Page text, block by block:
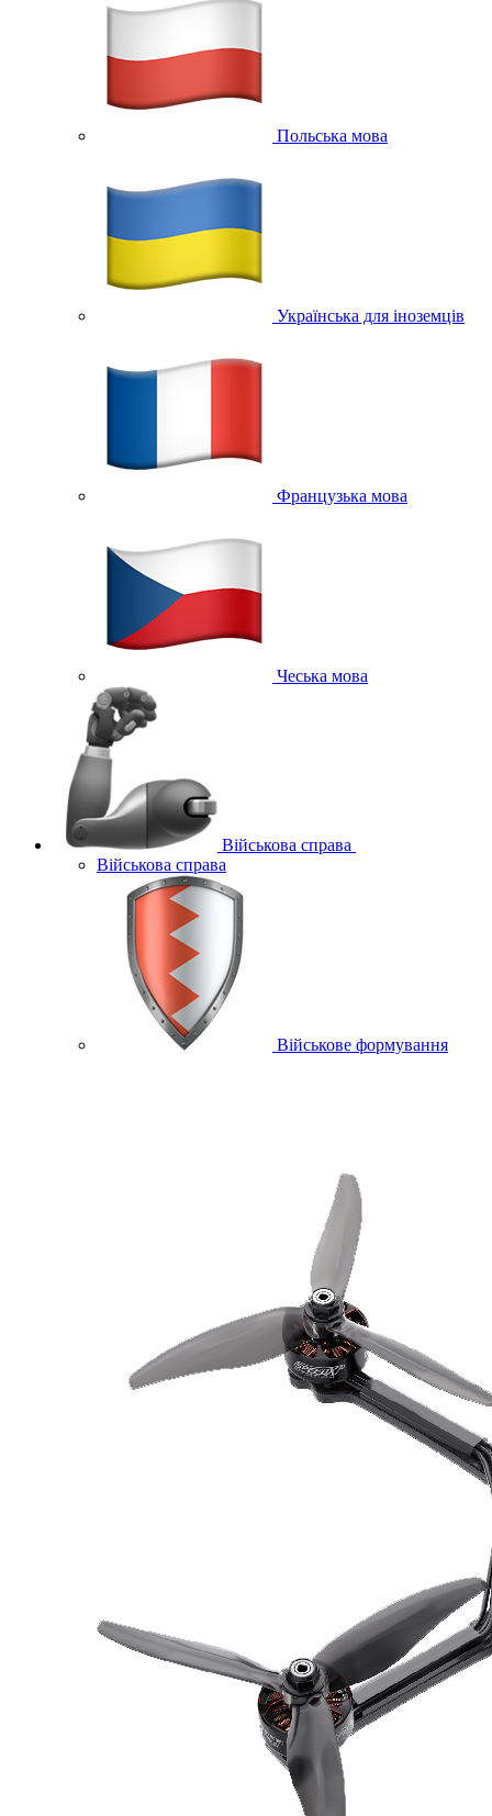
Польська мова
Українська для іноземців
Французька мова
Чеська мова
Військова справа
Військова справа
Військове формування